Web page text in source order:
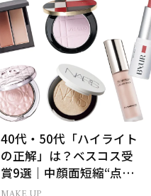
40代・50代「ハイライト
の正解」は？ベスコス受
賞9選｜中顔面短縮“点置
き”メイク法も